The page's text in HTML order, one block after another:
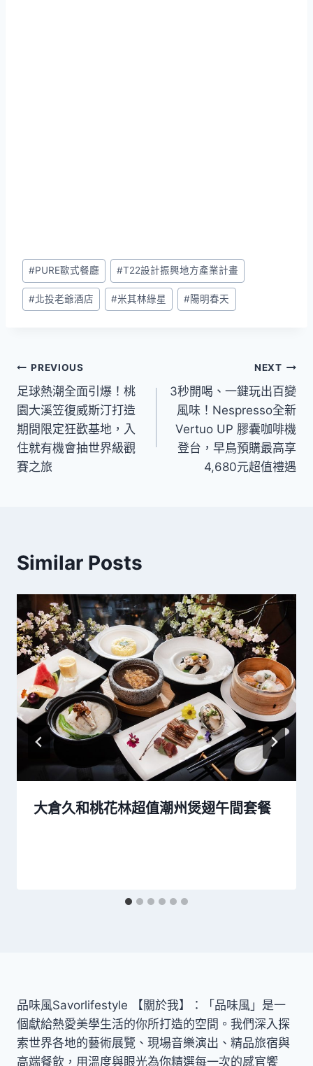
Post
Tags:
#PURE歐式餐廳 #T22設計振興地方產業計畫
#北投老爺酒店 #米其林綠星 #陽明春天
文
章
導
覽
PREVIOUS
足球熱潮全面引爆！桃
園大溪笠復威斯汀打造
期間限定狂歡基地，入
住就有機會抽世界級觀
賽之旅
NEXT
3秒開喝、一鍵玩出百變
風味！Nespresso全新
Vertuo UP 膠囊咖啡機
登台，早鳥預購最高享
4,680元超值禮遇
Similar Posts
大倉久和桃花林超值潮州煲翅午間套餐
品味風Savorlifestyle 【關於我】：「品味風」是一
個獻給熱愛美學生活的你所打造的空間。我們深入探
索世界各地的藝術展覽、現場音樂演出、精品旅宿與
高端餐飲，用溫度與眼光為你精選每一次的感官饗